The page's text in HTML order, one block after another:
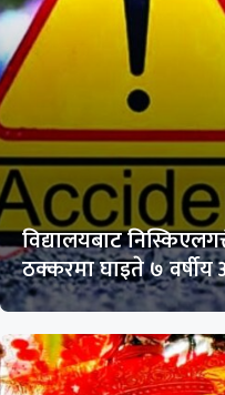
विद्यालयबाट
ठक्करमा घाइते ७